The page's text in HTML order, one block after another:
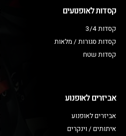
קסדות לאופנועים
קסדות 3/4
קסדות סגורות / מלאות
קסדות שטח
אביזרים לאופנוע
אביזרים לאופנוע
איתותים / וינקרים